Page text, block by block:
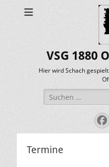
VSG 1880
Hier wird Schach
Suche
nach:
Termine